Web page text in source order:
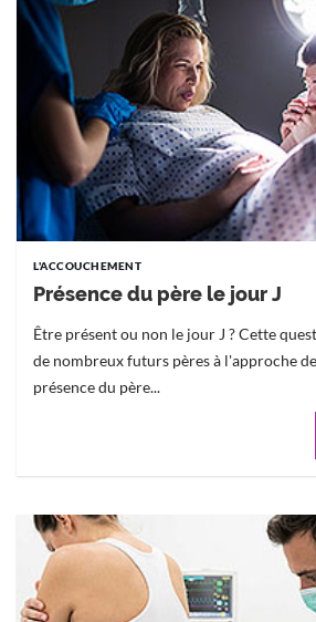
L'ACCOUCHEMENT
Présence du père le jour J
Être présent ou non le jour J ? Cette
de nombreux futurs pères à l'approche
présence du père...